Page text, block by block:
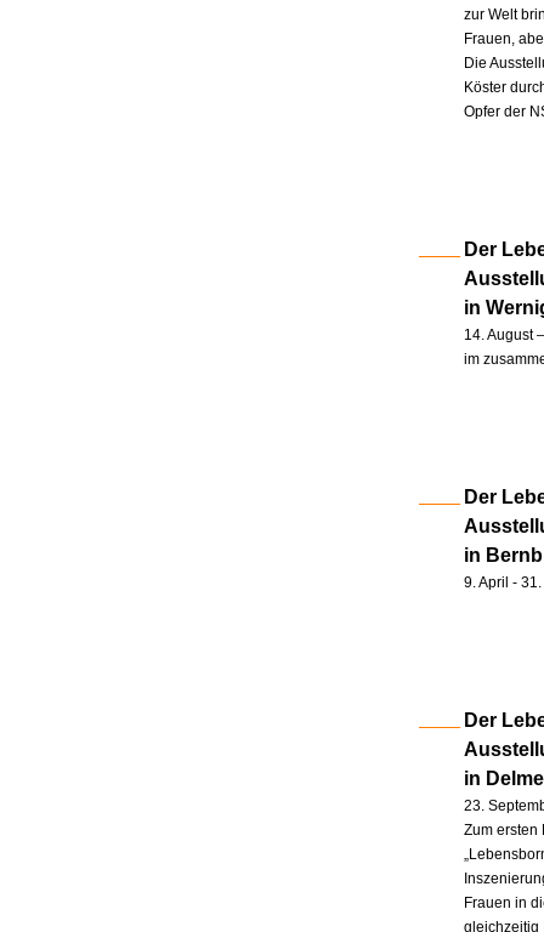
zur Welt
Frauen,
Die
Köster
Opfer der
Der
in
14. August
im
Der
in
9. April -
Der
in
23.
Zum ersten
Frauen in
gleichzeitig